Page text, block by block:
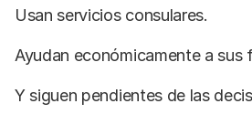
Usan servicios consulares.
Ayudan económicamente a sus
Y siguen pendientes de las